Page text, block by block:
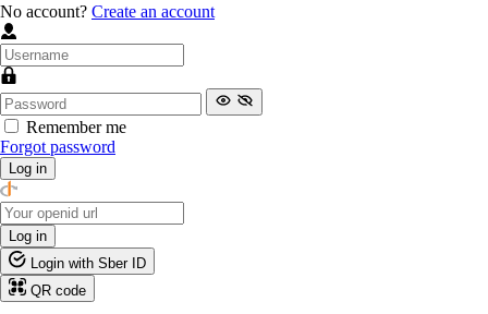
No account? Create an account
Remember me
Forgot password
Log in
Log in
Login with Sber ID
QR code